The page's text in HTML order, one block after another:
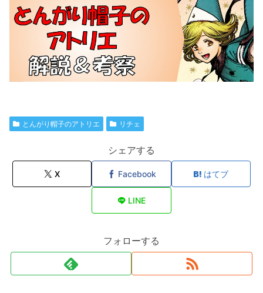
とんがり帽子のアトリエ リチェ
シェアする
X Facebook はてブ
LINE
フォローする